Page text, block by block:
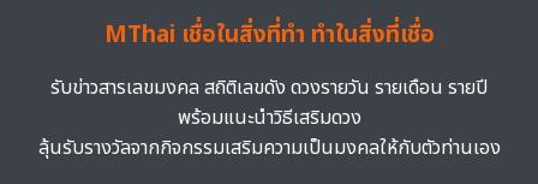
MThai เชื่อในสิ่งที่ทำ ทำในสิ่งที่เชื่อ
รับข่าวสารเลขมงคล สถิติเลขดัง ดวงรายวัน รายเดือน รายปี
พร้อมแนะนำวิธีเสริมดวง
ลุ้นรับรางวัลจากกิจกรรมเสริมความเป็นมงคลให้กับตัวท่านเอง